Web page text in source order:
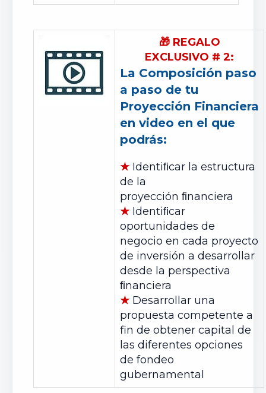
🎁 REGALO
EXCLUSIVO # 2:
La Composición paso
a paso de tu
Proyección Financiera
en video en el que
podrás:
★ Identiﬁcar la estructura
de la
proyección ﬁnanciera
★ Identiﬁcar
oportunidades de
negocio en cada proyecto
de inversión a desarrollar
desde la perspectiva
ﬁnanciera
★ Desarrollar una
propuesta competente a
fin de obtener capital de
las diferentes opciones
de fondeo
gubernamental